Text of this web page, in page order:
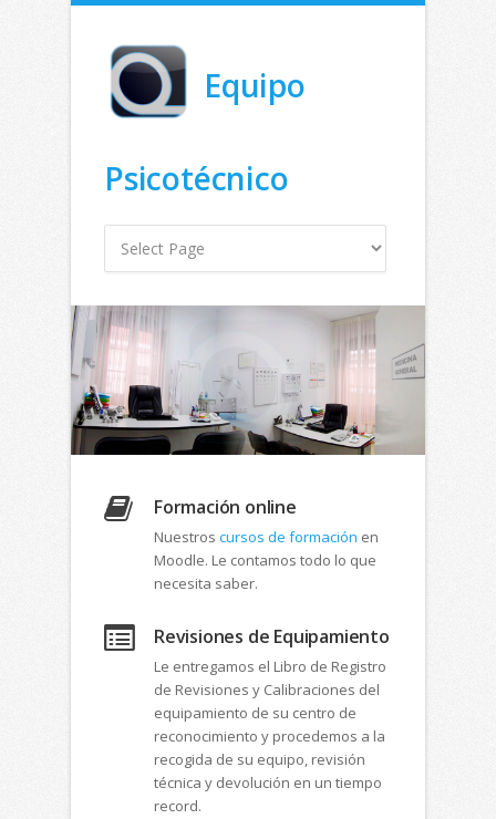
Equipo
Psicotécnico
Formación online
Nuestros cursos de formación en
Moodle. Le contamos todo lo que
necesita saber.
Revisiones de Equipamiento
Le entregamos el Libro de Registro
de Revisiones y Calibraciones del
equipamiento de su centro de
reconocimiento y procedemos a la
recogida de su equipo, revisión
técnica y devolución en un tiempo
record.